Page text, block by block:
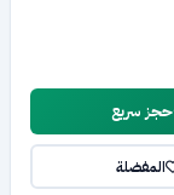
حجز سريع
المفضلة